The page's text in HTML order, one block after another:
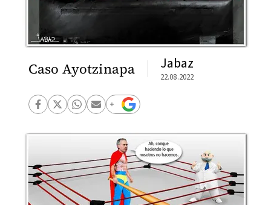
Caso Ayotzinapa Jabaz
22.08.2022